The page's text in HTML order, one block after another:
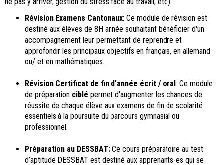
Révision Examens Cantonaux: Ce module de révision est
destiné aux élèves de 8H année souhaitant bénéficier d'un
accompagnement leur permettant de reprendre et
approfondir les principaux objectifs en français, en allemand
ou/ et en mathématiques.
Révision Certificat de fin d'année écrit / oral: Ce module
de préparation ciblé permet d'augmenter les chances de
réussite de chaque élève aux examens de fin de scolarité
essentiels à la poursuite du parcours gymnasial ou
professionnel.
Préparation au DESSBAT: Ce cours préparatoire au test
d’aptitude DESSBAT est destiné aux apprenants-es qui se